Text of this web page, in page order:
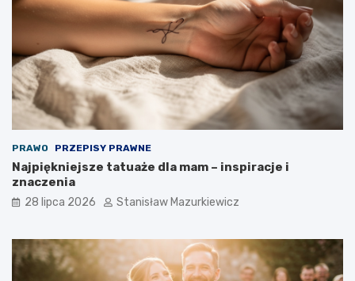
PRAWO PRZEPISY PRAWNE
Najpiękniejsze tatuaże dla mam – inspiracje i
znaczenia
28 lipca 2026 Stanisław Mazurkiewicz